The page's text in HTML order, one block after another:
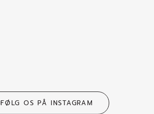
FØLG OS PÅ INSTAGRAM